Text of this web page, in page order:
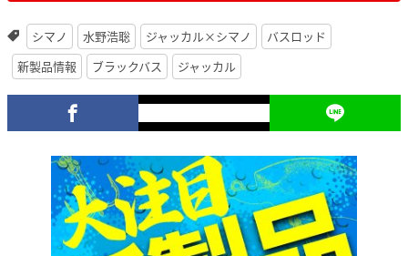
シマノ 水野浩聡 ジャッカル×シマノ
バスロッド
新製品情報
ブラックバス ジャッカル